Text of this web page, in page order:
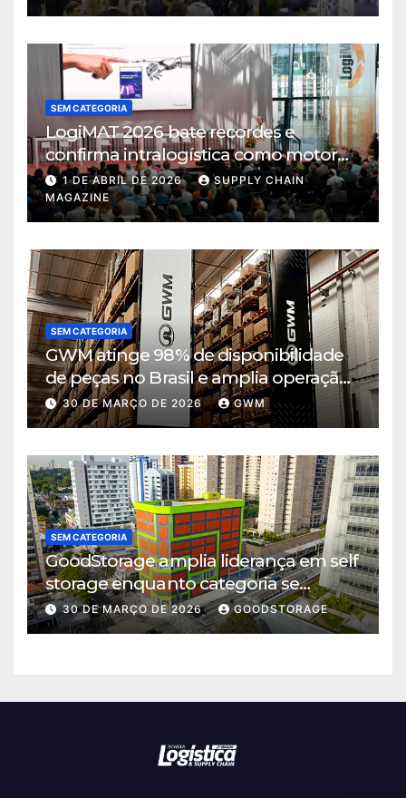
SEM CATEGORIA
LogiMAT 2026 bate recordes e
confirma intralogística como motor
de decisão em tempos de incerteza
1 DE ABRIL DE 2026
SUPPLY CHAIN
MAGAZINE
SEM CATEGORIA
GWM atinge 98% de disponibilidade
de peças no Brasil e amplia operação
logística em Cajamar
30 DE MARÇO DE 2026 GWM
SEM CATEGORIA
GoodStorage amplia liderança em self
storage enquanto categoria se
consolida em São Paulo
30 DE MARÇO DE 2026 GOODSTORAGE